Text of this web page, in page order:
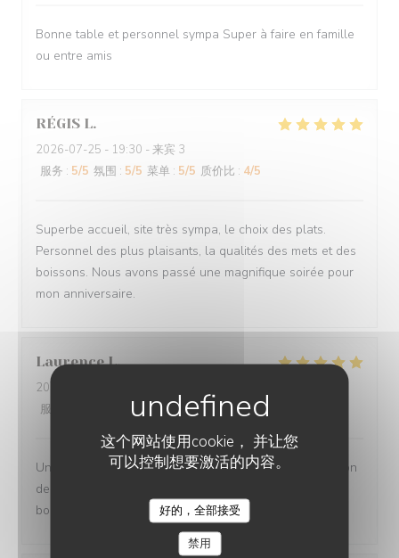
这个网站使用cookie， 并让您
可以控制想要激活的内容。
好的，全部接受
禁用
Bonne table et personnel sympa Super à faire en famille
ou entre amis
RÉGIS L
2026-07-25 - 19:30 - 来宾 3
服务 : 5/5 氛围 : 5/5 菜单 : 5/5 质价比 : 4/5
Superbe accueil, site très sympa, le choix des plats.
Personnel des plus plaisants, la qualités des mets et des
boissons. Nous avons passé une magnifique soirée pour
mon anniversaire.
Laurence L
2026-07-27
服务
/5 菜单: 5 /5 质价比 :5/5
Un moment très agréable en terrasse - Jolie présentation
des plats - portions copieuses - Service au top dans la
bonne humeur.
O'CHAROLAIS